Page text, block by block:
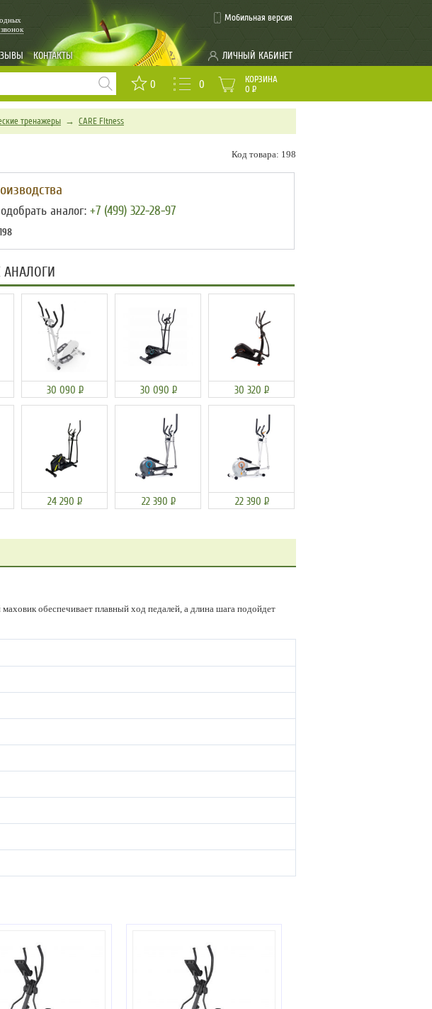
КОНТАКТЫ
Мобильная версия
ЛИЧНЫЙ КАБИНЕТ
0 0
КОРЗИНА
0 Р
тренажеры → CARE Fitness
Код товара: 198
аналог: +7 (499) 322-28-97
198
30 090 Р 30 090 Р 30 320 Р
24 290 Р 22 390 Р 22 390 Р
обеспечивает плавный ход педалей, а длина шага подойдет